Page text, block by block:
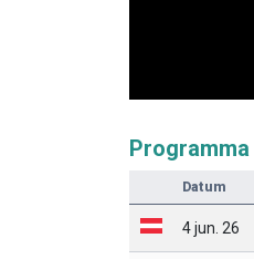
Datum
4 jun. 26